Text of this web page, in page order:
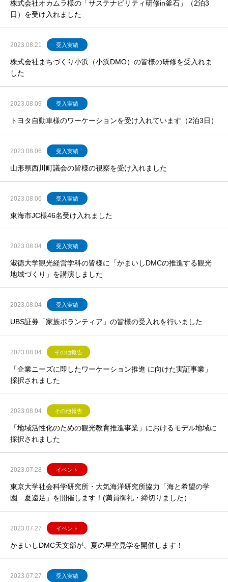
株式会社オカムラ様の「サステナビリティ研修in釜石」（2泊3
日）を受け入れました
2023.08.21 受入実績
株式会社まちづくり小浜（小浜DMO）の皆様の研修を受入れま
した
2023.08.09 受入実績
トヨタ自動車様のワーケーションを受け入れています（2泊3日）
2023.08.06 受入実績
山形県西川町議会の皆様の視察を受け入れました
2023.08.06 受入実績
東海市JC様46名受け入れました
2023.08.04 受入実績
淑徳大学観光経営学科の皆様に「かまいしDMCの推進する観光
地域づくり」を講演しました
2023.08.04 受入実績
UBS証券「家族ボランティア」の皆様の受入れを行いました
2023.08.04 その他報告
「企業ニーズに即したワーケーション推進 に向けた実証事業」
採択されました
2023.08.04 その他報告
「地域活性化のための観光教育推進事業」におけるモデル地域に
採択されました
2023.07.28 イベント
東京大学社会科学研究所・大気海洋研究所協力「海と希望の学
園 夏遠足」を開催します！(満員御礼・締切りました）
2023.07.27 イベント
かまいしDMC天文部が、夏の星空見学を開催します！
2023.07.27 受入実績